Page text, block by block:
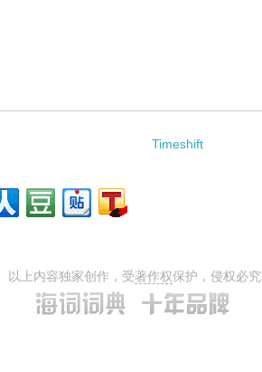
：
Timeshift
以上内容独家创作，受著作权保护，侵权必究